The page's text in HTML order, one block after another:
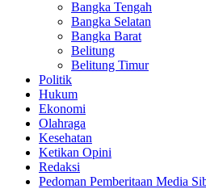
Bangka Tengah
Bangka Selatan
Bangka Barat
Belitung
Belitung Timur
Politik
Hukum
Ekonomi
Olahraga
Kesehatan
Ketikan Opini
Redaksi
Pedoman Pemberitaan Media